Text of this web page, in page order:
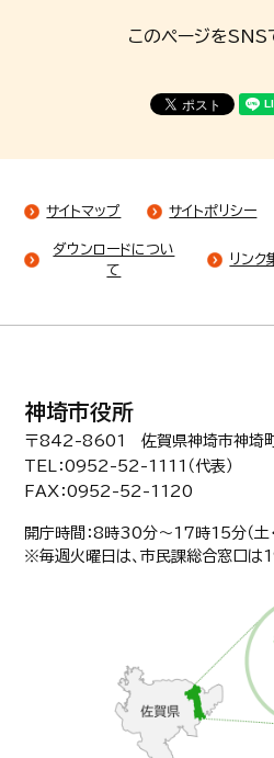
このページをSNS
サイトマップ サイトポリシー
ダウンロードについ
て
リンク
神埼市役所
〒842-8601 佐賀県神埼市神埼
TEL：0952-52-1111（代表）
FAX：0952-52-1120
開庁時間：8時30分〜17時15分（土・
※毎週火曜日は、市民課総合窓口は